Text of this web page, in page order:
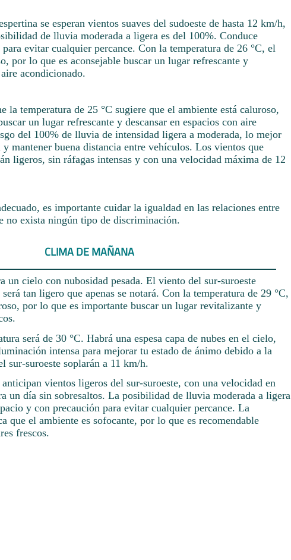
se esperan vientos suaves del sudoeste de hasta 12 km/h,
de lluvia moderada a ligera es del 100%. Conduce
evitar cualquier percance. Con la temperatura de 26 °C, el
por lo que es aconsejable buscar un lugar refrescante y
acondicionado.
la temperatura de 25 °C sugiere que el ambiente está caluroso,
un lugar refrescante y descansar en espacios con aire
del 100% de lluvia de intensidad ligera a moderada, lo mejor
mantener buena distancia entre vehículos. Los vientos que
ligeros, sin ráfagas intensas y con una velocidad máxima de 12
es importante cuidar la igualdad en las relaciones entre
no exista ningún tipo de discriminación.
CLIMA DE MAÑANA
un cielo con nubosidad pesada. El viento del sur-suroeste
tan ligero que apenas se notará. Con la temperatura de 29 °C,
por lo que es importante buscar un lugar revitalizante y
será de 30 °C. Habrá una espesa capa de nubes en el cielo,
intensa para mejorar tu estado de ánimo debido a la
sur-suroeste soplarán a 11 km/h.
vientos ligeros del sur-suroeste, con una velocidad en
un día sin sobresaltos. La posibilidad de lluvia moderada a ligera
y con precaución para evitar cualquier percance. La
que el ambiente es sofocante, por lo que es recomendable
frescos.